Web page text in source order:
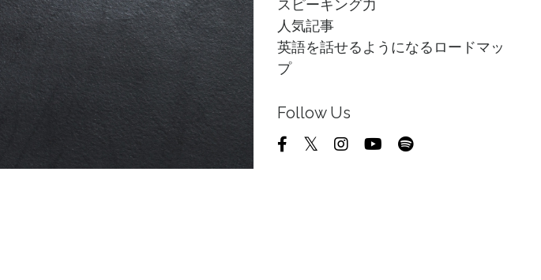
スピーキング力
人気記事
英語を話せるようになるロードマッ
プ
Follow Us